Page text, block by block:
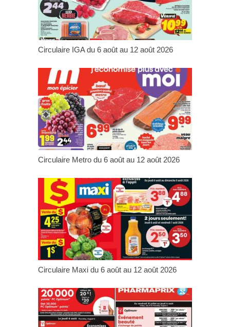
Circulaire IGA du 6 août au 12 août 2026
Circulaire Metro du 6 août au 12 août 2026
Circulaire Maxi du 6 août au 12 août 2026